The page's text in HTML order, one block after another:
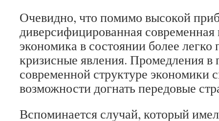
Очевидно, что помимо высокой
диверсифицированная
экономика в состоянии более
кризисные явления. Промедления в
современной структуре экономики
возможности догнать передовые
Вспоминается случай, который